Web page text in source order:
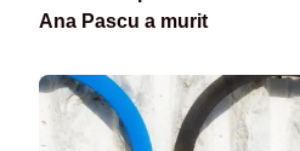
Ana Pascu a murit